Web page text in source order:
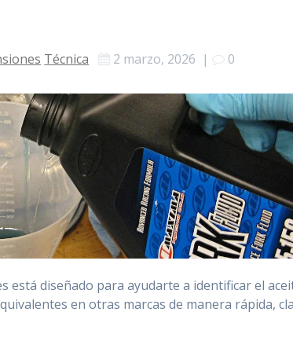
Técnica 2 marzo, 2026 | 0
está diseñado para ayudarte a identificar el
en otras marcas de manera rápida,